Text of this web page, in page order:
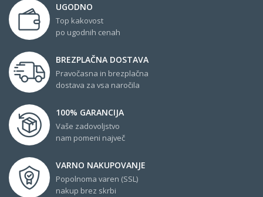
UGODNO
Top kakovost
po ugodnih cenah
BREZPLAČNA DOSTAVA
Pravočasna in brezplačna
dostava za vsa naročila
100% GARANCIJA
Vaše zadovoljstvo
nam pomeni največ
VARNO NAKUPOVANJE
Popolnoma varen (SSL)
nakup brez skrbi